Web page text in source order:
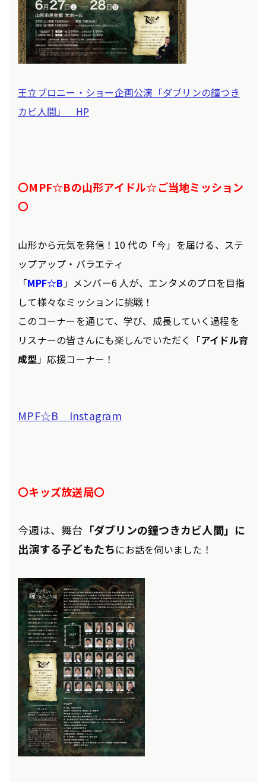
王立ブロニー・ショー企画公演「ダブリンの鐘つき
カビ人間」 HP
〇MPF☆Bの山形アイドル☆ご当地ミッション
〇
山形から元気を発信！10 代の「今」を届ける、ステ
ップアップ・バラエティ
「MPF☆B」メンバー6 人が、エンタメのプロを目指
して様々なミッションに挑戦！
このコーナーを通じて、学び、成長していく過程を
リスナーの皆さんにも楽しんでいただく「アイドル育
成型」応援コーナー！
MPF☆B Instagram
〇キッズ放送局〇
今週は、舞台 「ダブリンの鐘つきカビ人間」に
出演する子どもたちにお話を伺いました！